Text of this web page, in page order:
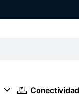
Conectividad